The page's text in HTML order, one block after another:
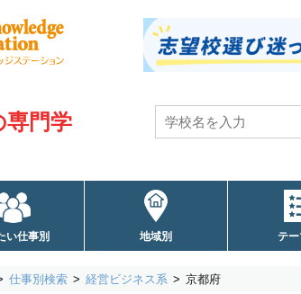
専門学
い仕事別 地域別 テー
仕事別検索 経営ビジネス系 京都府